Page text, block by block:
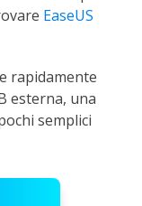
EaseUS
rapidamente
esterna, una
semplici